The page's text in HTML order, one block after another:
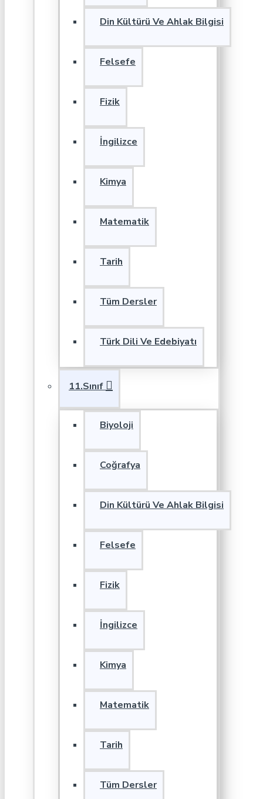
Din Kültürü Ve Ahlak Bilgisi
Felsefe
Fizik
İngilizce
Kimya
Matematik
Tarih
Tüm Dersler
Türk Dili Ve Edebiyatı
11.Sınıf
Biyoloji
Coğrafya
Din Kültürü Ve Ahlak Bilgisi
Felsefe
Fizik
İngilizce
Kimya
Matematik
Tarih
Tüm Dersler